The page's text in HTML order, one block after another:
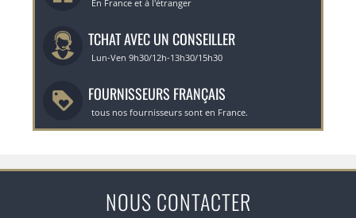
En France et à l'étranger
TCHAT AVEC UN CONSEILLER
Lun-Ven 9h30/12h-13h30/15h30
FOURNISSEURS FRANÇAIS
tous nos fournisseurs sont en France.
NOUS CONTACTER